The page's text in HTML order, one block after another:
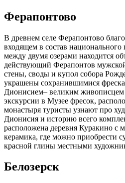
Ферапонтово
В древнем селе Ферапонтово
входящем в состав национального
между двумя озерами
действующий Ферапонтов
стены, своды и купол собора
украшены сохранившимися
Дионисием– великим живописцем
экскурсии в Музее фресок,
монастыря туристы узнают про
Дионисия и историю всего
расположена деревня Куракино с
керамика, где можно приобрести
красной глины местными
Белозерск